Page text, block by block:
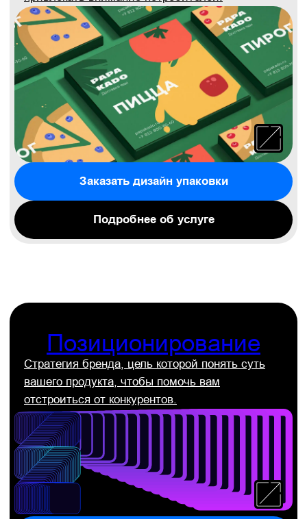
Сайты
Мы делаем привлекательные современные
сайты. Функциональные и удобные. Эстетика,
аналитический подход и функциональный
дизайн интуитивно вызывают доверие к вашей
компании. А с ним — растёт количество
нажатий на кнопки, заказов и заявок.
Заказать сайт
Оформление календаря 2025